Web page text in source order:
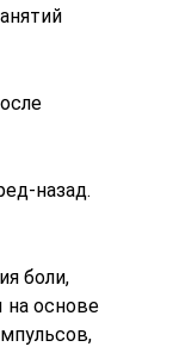
назад.
боли,
на основе